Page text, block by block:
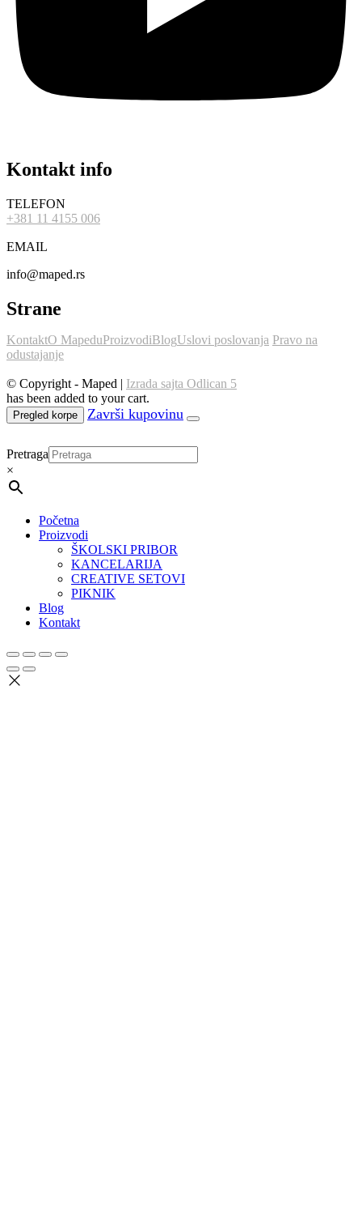
Kontakt info
TELEFON
+381 11 4155 006
EMAIL
info@maped.rs
Strane
KontaktO MapeduProizvodiBlogUslovi poslovanja Pravo na
odustajanje
© Copyright - Maped | Izrada sajta Odlican 5
has been added to your cart.
Pregled korpe
Pretraga
×
Početna
Proizvodi
ŠKOLSKI PRIBOR
KANCELARIJA
CREATIVE SETOVI
PIKNIK
Blog
Kontakt